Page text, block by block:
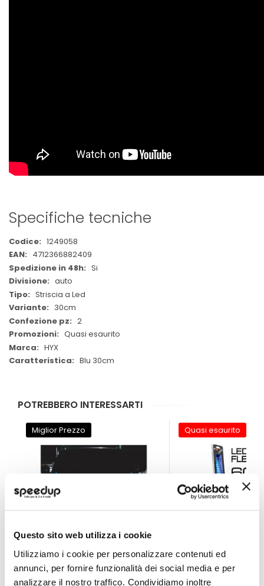
Questo sito web utilizza i cookie
Utilizziamo i cookie per personalizzare contenuti ed
annunci, per fornire funzionalità dei social media e per
analizzare il nostro traffico. Condividiamo inoltre
Specifiche tecniche
Maggiori
Informazioni
1249058
4712366882409
Si
auto
Striscia a Led
30cm
2
Quasi esaurito
HYX
Blu 30cm
POTREBBERO INTERESSARTI
Miglior Prezzo Quasi esaurito